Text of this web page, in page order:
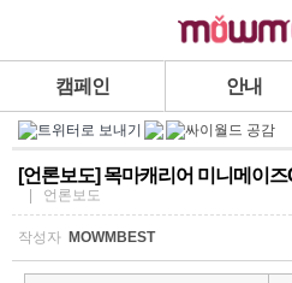
캠페인 안내
[언론보도] 목마캐리어 미니메이
| 언론보도
작성자 MOWMBEST